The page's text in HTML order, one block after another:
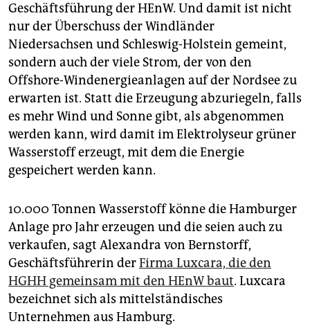
Geschäftsführung der HEnW. Und damit ist nicht
nur der Überschuss der Windländer
Niedersachsen und Schleswig-Holstein gemeint,
sondern auch der viele Strom, der von den
Offshore-Windenergieanlagen auf der Nordsee zu
erwarten ist. Statt die Erzeugung abzuriegeln, falls
es mehr Wind und Sonne gibt, als abgenommen
werden kann, wird damit im Elektrolyseur grüner
Wasserstoff erzeugt, mit dem die Energie
gespeichert werden kann.
10.000 Tonnen Wasserstoff könne die Hamburger
Anlage pro Jahr erzeugen und die seien auch zu
verkaufen, sagt Alexandra von Bernstorff,
Geschäftsführerin derFirma Luxcara, die den
HGHH gemeinsam mit den HEnW baut. Luxcara
bezeichnet sich als mittelständisches
Unternehmen aus Hamburg.